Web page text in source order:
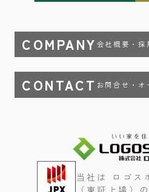
COMPANY 会社概要・採
CONTACT お問合せ・オ
当社は ロゴス
（東証上場）